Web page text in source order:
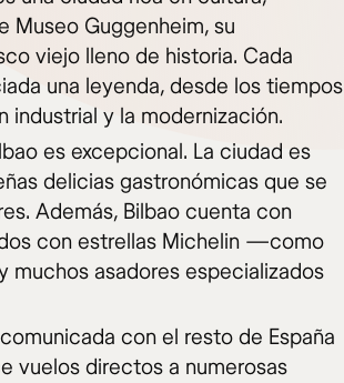
Museo Guggenheim, su
viejo lleno de historia. Cada
una leyenda, desde los tiempos
industrial y la modernización.
es excepcional. La ciudad es
delicias gastronómicas que se
Además, Bilbao cuenta con
con estrellas Michelin —como
asadores especializados
con el resto de España
vuelos directos a numerosas